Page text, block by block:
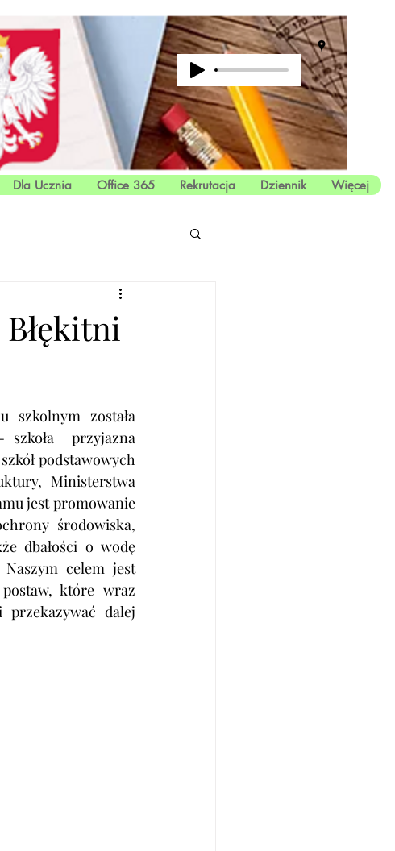
Dla Ucznia Office 365 Rekrutacja Dziennik Więcej
została
szkoła  przyjazna
podstawowych
Ministerstwa
jest promowanie
środowiska,
dbałości o wodę
celem jest
które wraz
dalej